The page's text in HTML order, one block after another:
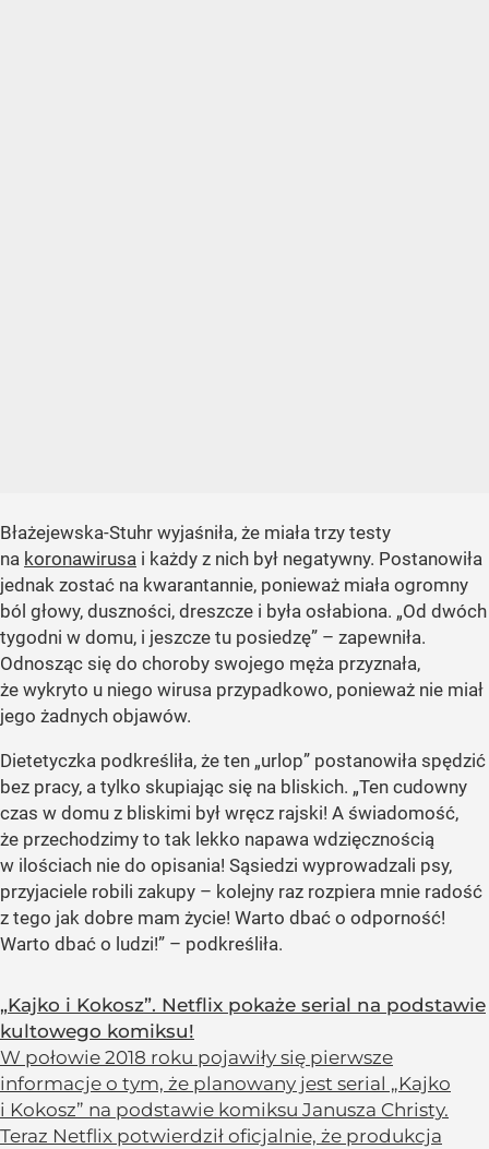
Błażejewska-Stuhr wyjaśniła, że miała trzy testy
na koronawirusa i każdy z nich był negatywny. Postanowiła
jednak zostać na kwarantannie, ponieważ miała ogromny
ból głowy, duszności, dreszcze i była osłabiona. „Od dwóch
tygodni w domu, i jeszcze tu posiedzę” – zapewniła.
Odnosząc się do choroby swojego męża przyznała,
że wykryto u niego wirusa przypadkowo, ponieważ nie miał
jego żadnych objawów.
Dietetyczka podkreśliła, że ten „urlop” postanowiła spędzić
bez pracy, a tylko skupiając się na bliskich. „Ten cudowny
czas w domu z bliskimi był wręcz rajski! A świadomość,
że przechodzimy to tak lekko napawa wdzięcznością
w ilościach nie do opisania! Sąsiedzi wyprowadzali psy,
przyjaciele robili zakupy – kolejny raz rozpiera mnie radość
z tego jak dobre mam życie! Warto dbać o odporność!
Warto dbać o ludzi!” – podkreśliła.
„Kajko i Kokosz”. Netflix pokaże serial na podstawie
kultowego komiksu!
W połowie 2018 roku pojawiły się pierwsze
informacje o tym, że planowany jest serial „Kajko
i Kokosz” na podstawie komiksu Janusza Christy.
Teraz Netflix potwierdził oficjalnie, że produkcja